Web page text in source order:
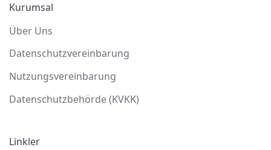
Kurumsal
Über Uns
Datenschutzvereinbarung
Nutzungsvereinbarung
Datenschutzbehörde (KVKK)
Linkler